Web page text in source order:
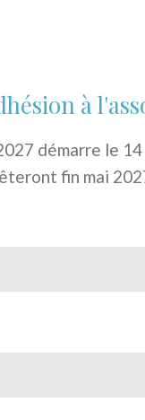
à
démarre le
fin mai